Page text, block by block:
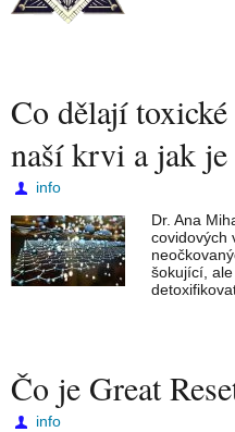
Co dělají
naší krvi a jak je
info
Dr. Ana
covidových
šokující,
Čo je Great
info